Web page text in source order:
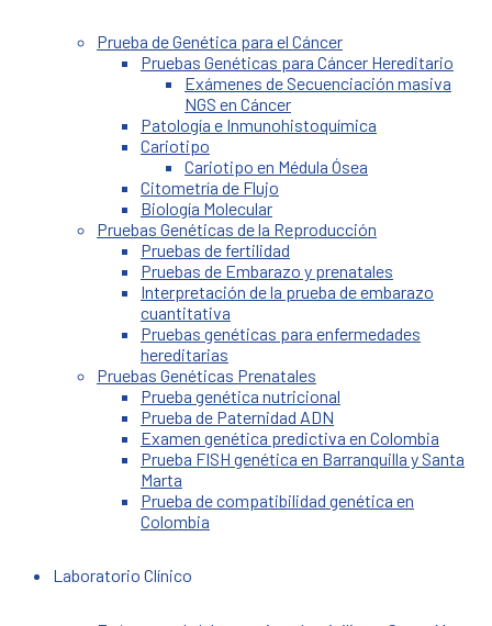
Prueba de Genética para el Cáncer
Pruebas Genéticas para Cáncer Hereditario
Exámenes de Secuenciación masiva
NGS en Cáncer
Patología e Inmunohistoquímica
Cariotipo
Cariotipo en Médula Ósea
Citometría de Flujo
Biología Molecular
Pruebas Genéticas de la Reproducción
Pruebas de fertilidad
Pruebas de Embarazo y prenatales
Interpretación de la prueba de embarazo
cuantitativa
Pruebas genéticas para enfermedades
hereditarias
Pruebas Genéticas Prenatales
Prueba genética nutricional
Prueba de Paternidad ADN
Examen genética predictiva en Colombia
Prueba FISH genética en Barranquilla y Santa
Marta
Prueba de compatibilidad genética en
Colombia
Laboratorio Clínico